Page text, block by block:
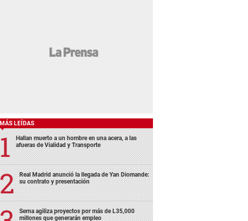
MÁS LEÍDAS
Hallan muerto a un hombre en una acera, a las
afueras de Vialidad y Transporte
Real Madrid anunció la llegada de Yan Diomande:
su contrato y presentación
Serna agiliza proyectos por más de L35,000
millones que generarán empleo